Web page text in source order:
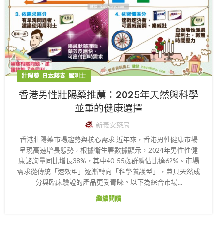
壯陽藥, 日本藤素, 犀利士
香港男性壯陽藥推薦：2025年天然與科學
並重的健康選擇
新義安藥局
香港壯陽藥市場趨勢與核心需求 近年來，香港男性健康市場
呈現高速增長態勢，根據衛生署數據顯示，2024年男性性健
康諮詢量同比增長38%，其中40-55歲群體佔比達62%。市場
需求從傳統「速效型」逐漸轉向「科學養護型」，兼具天然成
分與臨床驗證的產品更受青睞。以下為綜合市場...
繼續閱讀